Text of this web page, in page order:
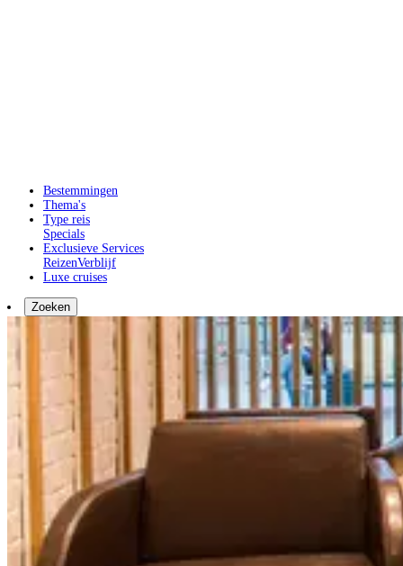
Bestemmingen
Thema's
Type reis
Specials
Exclusieve Services
ReizenVerblijf
Luxe cruises
Zoeken